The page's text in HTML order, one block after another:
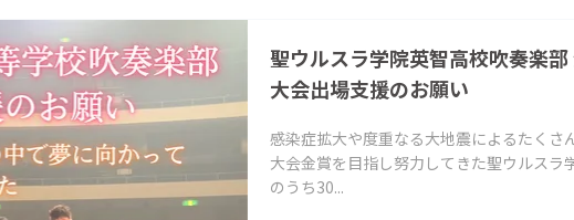
聖ウルスラ学院英智高校吹奏楽
大会出場支援のお願い
感染症拡大や度重なる大地震によるたく
大会金賞を目指し努力してきた聖ウルス
のうち30...